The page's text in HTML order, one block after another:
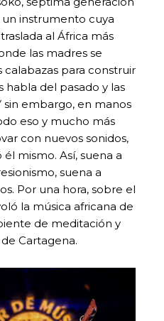
un instrumento cuya
al África más
las madres se
para construir
habla del pasado y las
sin embargo, en manos
eso y mucho más
con nuevos sonidos,
mismo. Así, suena a
suena a
Por una hora, sobre el
la música africana de
de meditación y
Cartagena.